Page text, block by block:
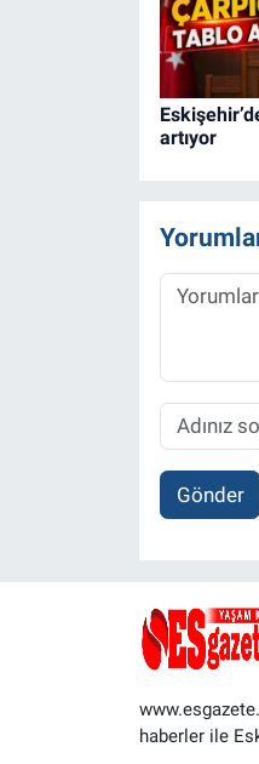
artıyor
Gönder
haberler ile